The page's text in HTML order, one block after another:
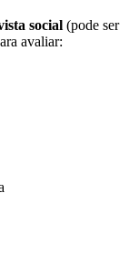
social (pode ser
avaliar: